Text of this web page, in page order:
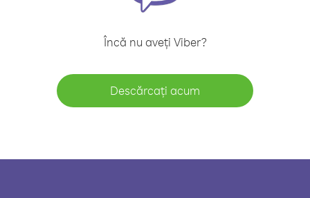
Încă nu aveți Viber?
Descărcați acum